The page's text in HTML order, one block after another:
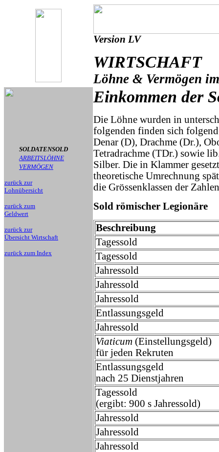
Version LV
WIRTSCHAFT
Löhne & Vermögen
SOLDATENSOLD
ARBEITSLÖHNE
VERMÖGEN
zurück zur
Lohnübersicht
zurück zum
Geldwert
zurück zur
Übersicht Wirtschaft
zurück zum Index
Einkommen der
Die Löhne wurden in
folgenden finden sich
Denar (D), Drachme (Dr.),
Tetradrachme (TDr.) sowie
Silber. Die in Klammer
theoretische Umrechnung
die Grössenklassen der
Sold römischer Legionäre
Beschreibung
Tagessold
Tagessold
Jahressold
Jahressold
Jahressold
Entlassungsgeld
Jahressold
Viaticum (Einstellungsgeld)
für jeden Rekruten
Entlassungsgeld
nach 25 Dienstjahren
Tagessold
(ergibt: 900 s Jahressold)
Jahressold
Jahressold
Jahressold